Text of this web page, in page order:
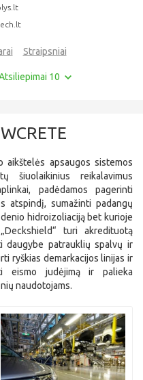
Straipsniai
10
aikštelės apsaugos sistemos
šiuolaikinius reikalavimus
padėdamos pagerinti
atspindį, sumažinti padangų
hidroizoliaciją bet kurioje
turi akredituotą
daugybe patrauklių spalvų ir
ryškias demarkacijos linijas ir
eismo judėjimą ir palieka
naudotojams.